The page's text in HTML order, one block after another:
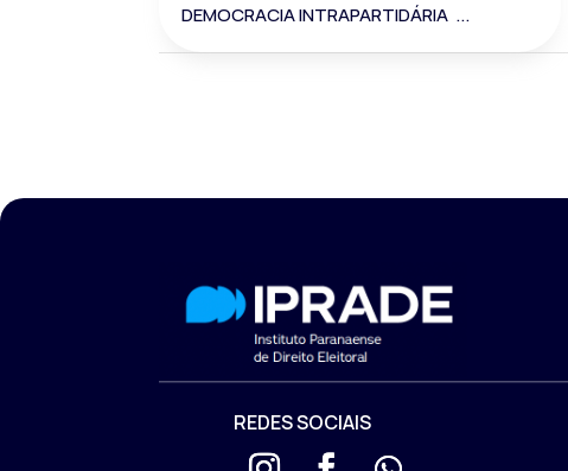
DEMOCRACIA INTRAPARTIDÁRIA ...
REDES SOCIAIS